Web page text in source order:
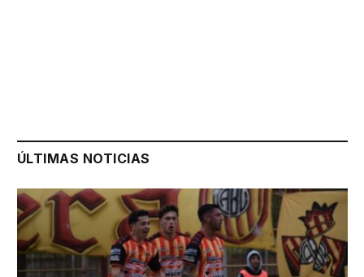
ÚLTIMAS NOTICIAS